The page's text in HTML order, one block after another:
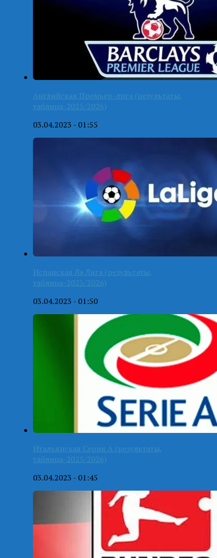
Английская Премьер-лига (результаты,
таблица-2025/2026)
03.04.2023 - 01:55
Испанская Ла Лига (результаты,
таблица-2025/2026)
03.04.2023 - 01:50
Итальянская Серия А (результаты,
таблица-2025/2026)
03.04.2023 - 01:45